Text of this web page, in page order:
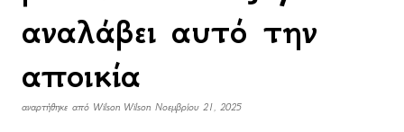
αναλάβει αυτό την
αποικία
αναρτήθηκε από Wilson Wilson Νοεμβρίου 21, 2025